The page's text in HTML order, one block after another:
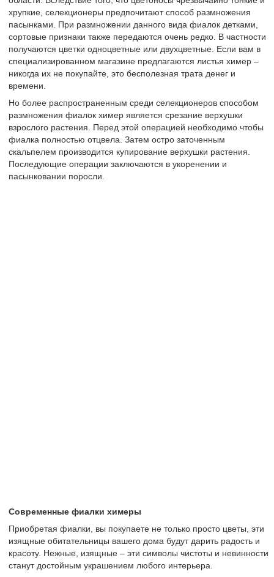
хрупкие, селекционеры предпочитают способ размножения
пасынками. При размножении данного вида фиалок детками,
сортовые признаки также передаются очень редко. В частности
получаются цветки одноцветные или двухцветные. Если вам в
специализированном магазине предлагаются листья химер –
никогда их не покупайте, это бесполезная трата денег и
времени.
Но более распространенным среди селекционеров способом
размножения фиалок химер является срезание верхушки
взрослого растения. Перед этой операцией необходимо чтобы
фиалка полностью отцвела. Затем остро заточенным
скальпелем производится купирование верхушки растения.
Последующие операции заключаются в укоренении и
пасынковании поросли.
Современные фиалки химеры
Приобретая фиалки, вы покупаете не только просто цветы, эти
изящные обитательницы вашего дома будут дарить радость и
красоту. Нежные, изящные – эти символы чистоты и невинности
станут достойным украшением любого интерьера.